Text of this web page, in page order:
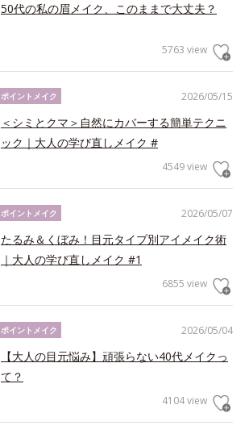
50代の私の眉メイク、このままで大丈夫？
5763 view
2026/05/15
ポイントメイク
＜シミとクマ＞自然にカバーする簡単テクニ
ック｜大人の学び直しメイク #
4549 view
2026/05/07
ポイントメイク
たるみ＆くぼみ！目元タイプ別アイメイク術
｜大人の学び直しメイク #1
6855 view
2026/05/04
ポイントメイク
【大人の目元悩み】頑張らない40代メイクっ
て？
4104 view